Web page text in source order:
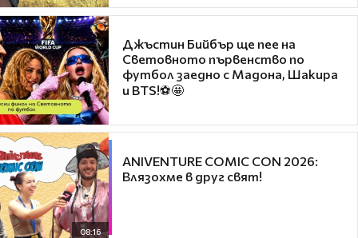
Джъстин Бийбър ще пее на
Световното първенство по
футбол заедно с Мадона, Шакира
и BTS!⚽🤩
08:16
ANIVENTURE COMIC CON 2026:
Влязохме в друг свят!